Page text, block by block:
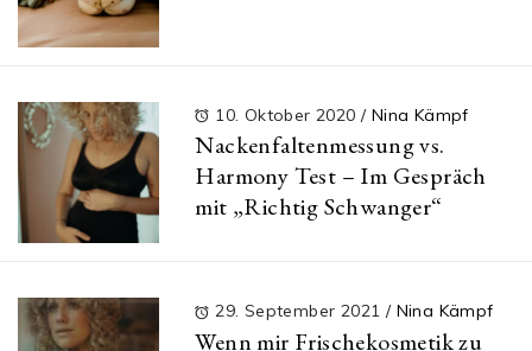
10. Oktober 2020 / Nina Kämpf
Nackenfaltenmessung vs.
Harmony Test – Im Gespräch
mit „Richtig Schwanger“
29. September 2021 / Nina Kämpf
Wenn mir Frischekosmetik zu